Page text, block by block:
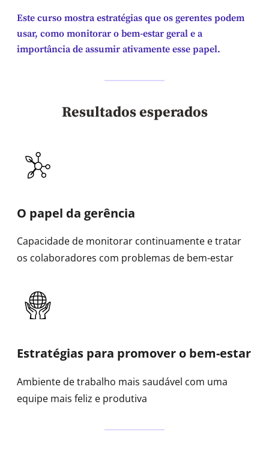
Este curso mostra estratégias que os gerentes podem
usar, como monitorar o bem-estar geral e a
importância de assumir ativamente esse papel.
Resultados esperados
O papel da gerência
Capacidade de monitorar continuamente e tratar
os colaboradores com problemas de bem-estar
Estratégias para promover o bem-estar
Ambiente de trabalho mais saudável com uma
equipe mais feliz e produtiva